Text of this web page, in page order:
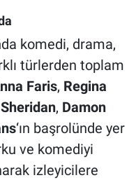
komedi, drama,
türlerden toplam
Faris, Regina
, Damon
‘ın başrolünde yer
ve komediyi
izleyicilere